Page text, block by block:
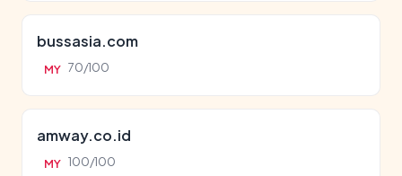
bussasia.com
MY 70/100
amway.co.id
MY 100/100